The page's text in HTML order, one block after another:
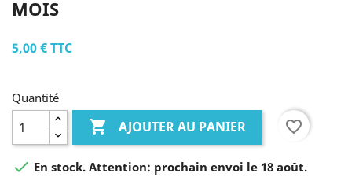
MOIS
5,00 €TTC
Quantité
 AJOUTER AU PANIER favorite_border
 En stock. Attention: prochain envoi le 18 août.